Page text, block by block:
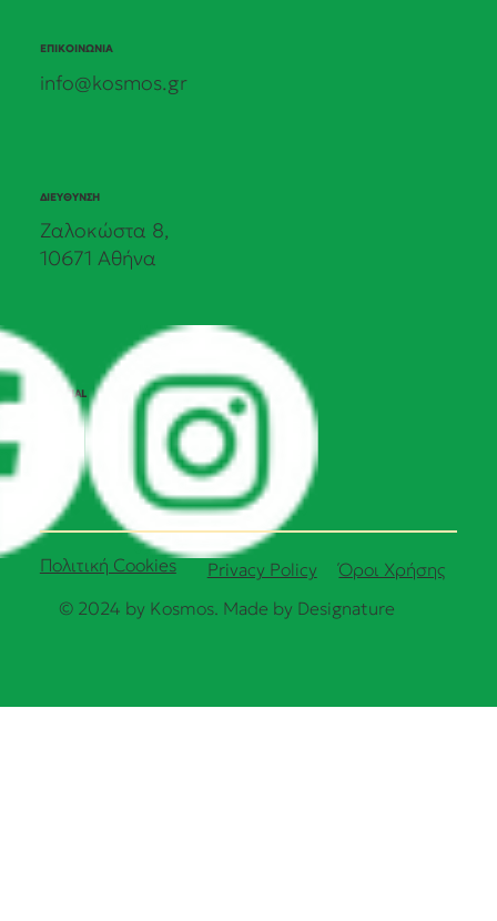
ΕΠΙΚΟΙΝΩΝΙΑ
info@kosmos.gr
ΔΙΕΥΘΥΝΣΗ
Ζαλοκώστα 8,
10671 Αθήνα
SOCIAL
© 2024 by Kosmos. Made by Designature
Πολιτική Cookies Όροι Χρήσης
Privacy Policy